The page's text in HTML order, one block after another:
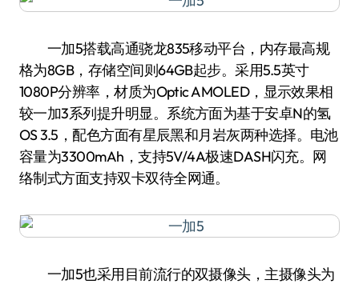
一加5搭载高通骁龙835移动平台，内存最高规
格为8GB，存储空间则64GB起步。采用5.5英寸
1080P分辨率，材质为Optic AMOLED，显示效果相
较一加3系列提升明显。系统方面为基于安卓N的氢
OS 3.5，配色方面有星辰黑和月岩灰两种选择。电池
容量为3300mAh，支持5V/4A极速DASH闪充。网
络制式方面支持双卡双待全网通。
一加5也采用目前流行的双摄像头，主摄像头为